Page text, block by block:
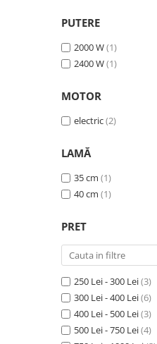
Motocultoare
Motocositori
Motopompe
Mori cereale
Semanatori manuale
Tocatori vegetatie
Mașini hidraulice de despicat
Plug de scos cartofi
PUTERE
2000 W(1)
2400 W(1)
MOTOR
electric(2)
LAMĂ
35 cm (1)
40 cm (1)
PRET
250 Lei - 300 Lei(3)
300 Lei - 400 Lei(6)
400 Lei - 500 Lei(3)
500 Lei - 750 Lei(4)